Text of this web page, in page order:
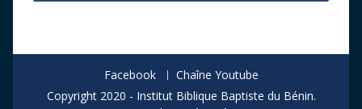
Facebook
Chaîne Youtube
Copyright 2020 - Institut Biblique Baptiste du Bénin.